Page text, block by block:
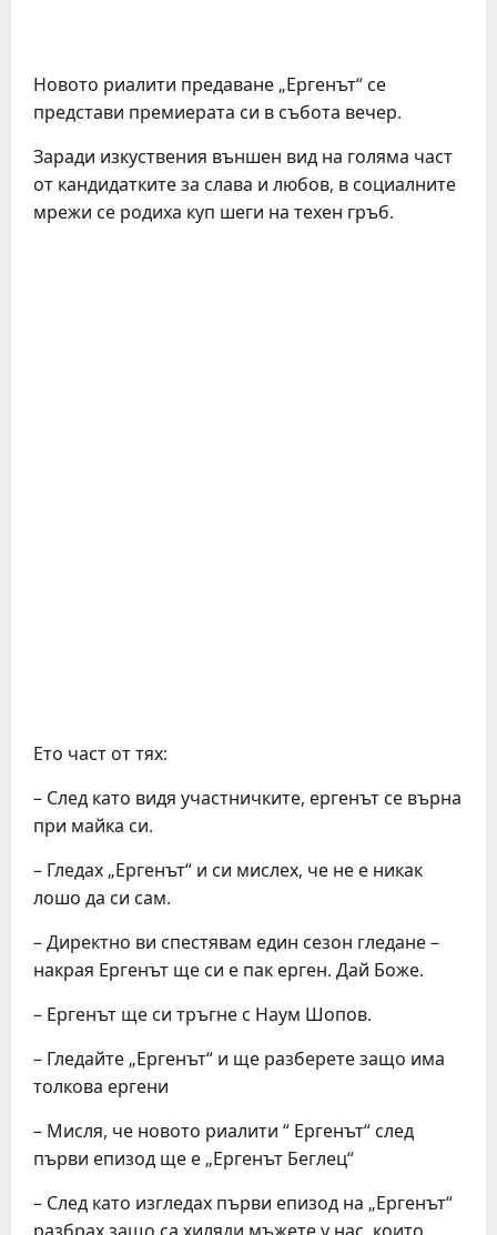
Новото риалити предаване „Ергенът“ се
представи премиерата си в събота вечер.
Заради изкуствения външен вид на голяма част
от кандидатките за слава и любов, в социалните
мрежи се родиха куп шеги на техен гръб.
Ето част от тях:
– След като видя участничките, ергенът се върна
при майка си.
– Гледах „Ергенът“ и си мислех, че не е никак
лошо да си сам.
– Директно ви спестявам един сезон гледане –
накрая Ергенът ще си е пак ерген. Дай Боже.
– Ергенът ще си тръгне с Наум Шопов.
– Гледайте „Ергенът“ и ще разберете защо има
толкова ергени
– Мисля, че новото риалити “ Ергенът“ след
първи епизод ще е „Ергенът Беглец“
– След като изгледах първи епизод на „Ергенът“